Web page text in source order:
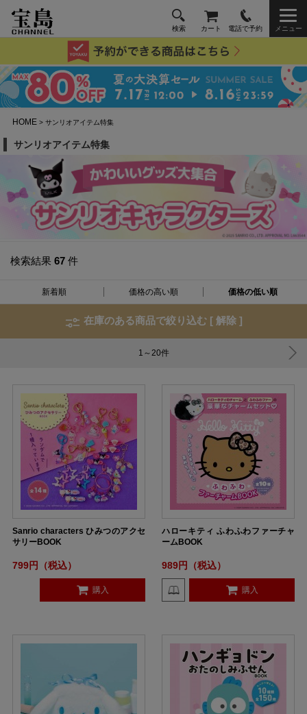
検索 カート 電話で予約 メニュー
HOME > サンリオアイテム特集
サンリオアイテム特集
検索結果 67 件
新着順 価格の高い順 価格の低い順
在庫のある商品で絞り込む [ 解除 ]
1～20件
Sanrio characters ひみつのアクセ
サリーBOOK
799円（税込）
購入
ハローキティ ふわふわファーチャ
ームBOOK
989円（税込）
購入